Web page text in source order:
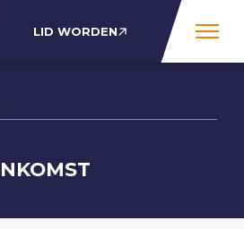
LID WORDEN